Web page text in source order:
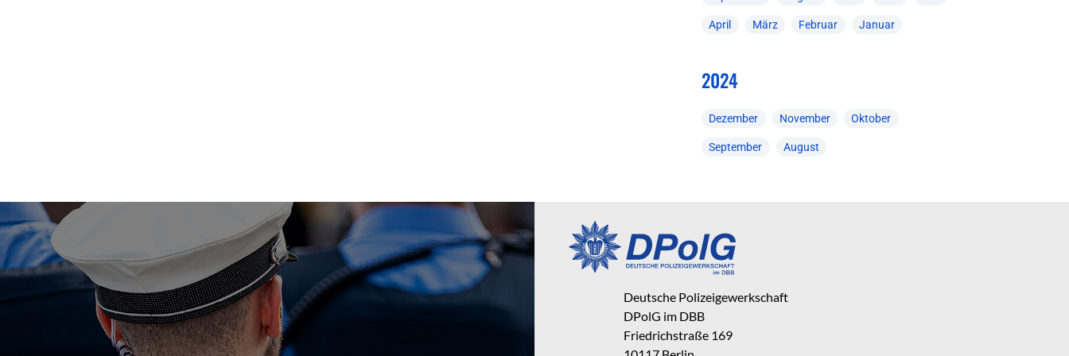
April März Februar Januar
2024
Dezember November Oktober
September August
Deutsche Polizeigewerkschaft
DPolG im DBB
Friedrichstraße 169